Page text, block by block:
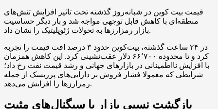
قیمت بیت کوین در شبانه‌روز گذشته تحت تاثیر افزایش تنش‌های
منطقه‌ای با کاهش قابل توجهی مواجه شد و بار دیگر حساسیت
بازار رمزارزها به تحولات ژئوپلیتیک را نشان داد.
در ۲۴ ساعت گذشته، بیت‌‌کوین حدود ۳ درصد افت قیمت را تجربه
کرد و تا محدوده ۶۶٬۷۰۰ دلار عقب‌نشینی کرد. این کاهش همزمان
با افزایش نااطمینانی در بازارهای جهانی و رشد قیمت نفت رخ داد؛
شرایطی که معمولا فشار فروش بر دارایی‌های پرریسک از جمله
رمزارزها را افزایش می‌دهد.
بازگشت نسبی بازار با سیگنال‌های مثبت